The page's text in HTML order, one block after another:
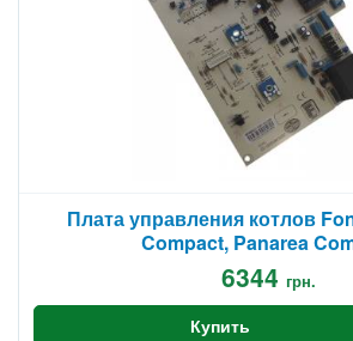
Плата управления котлов
Compact, Panarea
6344 грн.
Купить